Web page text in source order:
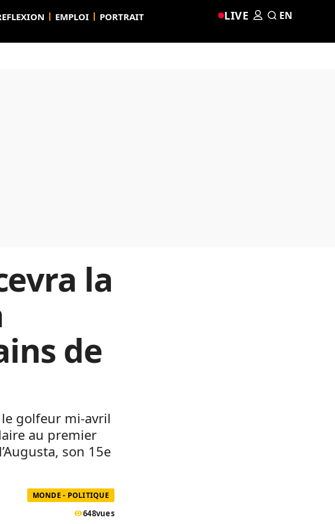
EMPLOI PORTRAIT LIVE EN
la
de
golfeur mi-avril
au premier
son 15e
MONDE - POLITIQUE
648vues